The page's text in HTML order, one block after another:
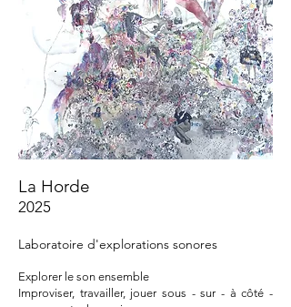
La Horde
2025
Laboratoire d'explorations sonores
Explorer le son ensemble
Improviser, travailler, jouer sous - sur - à côté -